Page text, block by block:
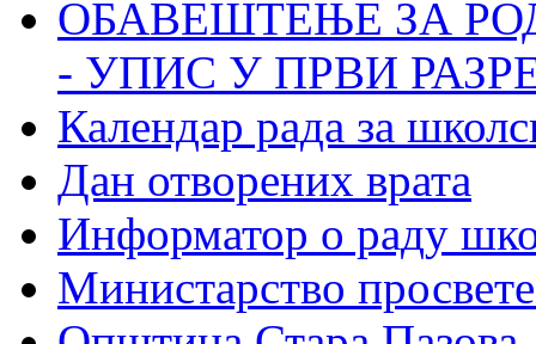
ОБАВЕШТЕЊЕ ЗА
- УПИС У ПРВИ
Календар рада за
Дан отворених врата
Информатор о раду
Министарство